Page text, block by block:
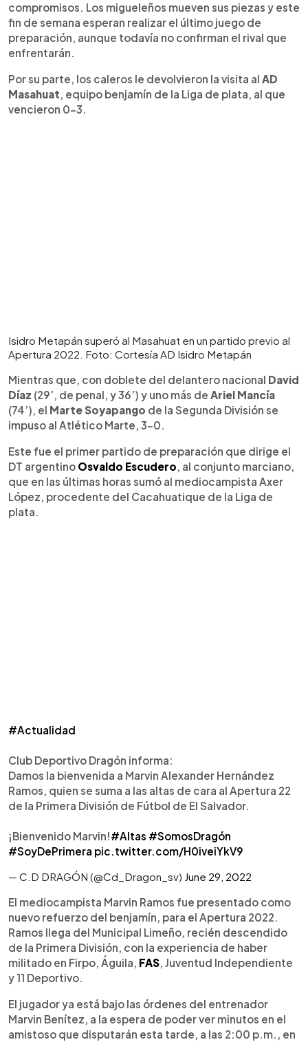
compromisos. Los migueleños mueven sus piezas y este
fin de semana esperan realizar el último juego de
preparación, aunque todavía no confirman el rival que
enfrentarán.
Por su parte, los caleros le devolvieron la visita al AD
Masahuat, equipo benjamín de la Liga de plata, al que
vencieron 0-3.
Isidro Metapán superó al Masahuat en un partido previo al
Apertura 2022. Foto: Cortesía AD Isidro Metapán
Mientras que, con doblete del delantero nacional David
Díaz (29’, de penal, y 36’) y uno más de Ariel Mancía
(74’), el Marte Soyapango de la Segunda División se
impuso al Atlético Marte, 3-0.
Este fue el primer partido de preparación que dirige el
DT argentino Osvaldo Escudero, al conjunto marciano,
que en las últimas horas sumó al mediocampista Axer
López, procedente del Cacahuatique de la Liga de
plata.
#Actualidad
Club Deportivo Dragón informa:
Damos la bienvenida a Marvin Alexander Hernández
Ramos, quien se suma a las altas de cara al Apertura 22
de la Primera División de Fútbol de El Salvador.
¡Bienvenido Marvin!#Altas #SomosDragón
#SoyDePrimera pic.twitter.com/H0iveiYkV9
— C.D DRAGÓN (@Cd_Dragon_sv) June 29, 2022
El mediocampista Marvin Ramos fue presentado como
nuevo refuerzo del benjamín, para el Apertura 2022.
Ramos llega del Municipal Limeño, recién descendido
de la Primera División, con la experiencia de haber
militado en Firpo, Águila, FAS, Juventud Independiente
y 11 Deportivo.
El jugador ya está bajo las órdenes del entrenador
Marvin Benítez, a la espera de poder ver minutos en el
amistoso que disputarán esta tarde, a las 2:00 p.m., en